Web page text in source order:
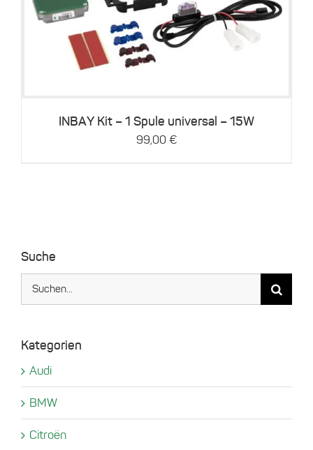
Details
INBAY Kit – 1 Spule universal – 15W
99,00 €
Suche
Kategorien
Audi
BMW
Citroën